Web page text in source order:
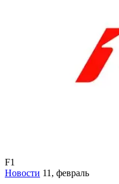
F1
Новости 11, февраль